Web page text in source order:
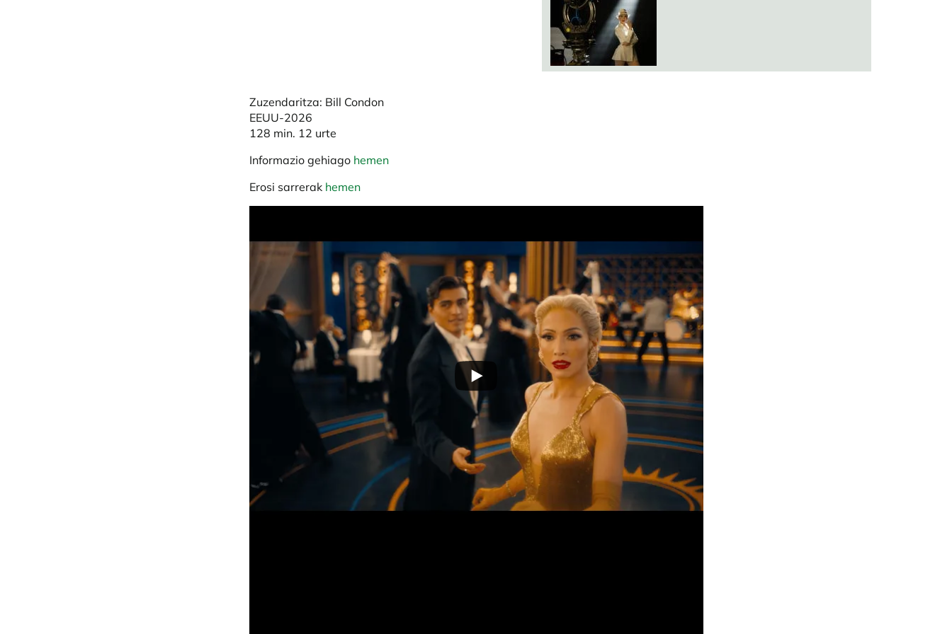
Zuzendaritza: Bill Condon
EEUU-2026
128 min. 12 urte
Informazio gehiago hemen
Erosi sarrerak hemen